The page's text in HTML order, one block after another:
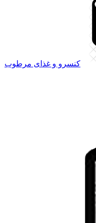
کنسرو و غذای مرطوب